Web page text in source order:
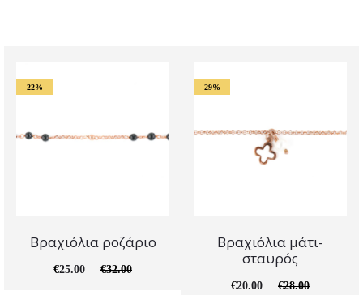
22%
Βραχιόλια ροζάριο
€32.00
€25.00
29%
Βραχιόλια μάτι-
σταυρός
€28.00
€20.00